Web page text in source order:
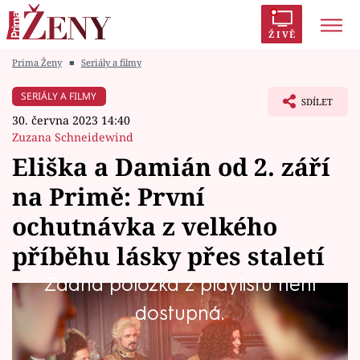
ŽIVĚ
Módní alarm
Témata
Celebrity
Vztahy
Seriály
Prima Ženy ■ Seriály a filmy
SERIÁLY A FILMY
30. června 2023 14:40
Zuzana Schneidewind
SDÍLET
Eliška a Damián od 2. září
na Primě: První
ochutnávka z velkého
příběhu lásky přes staletí
Žádná položka z playlistu není
dostupná.
Romantický seriál Eliška a Damián v podání
Emmy Smetana a Roberta Urbana se divákům
představí za několik týdnů. Že půjde o